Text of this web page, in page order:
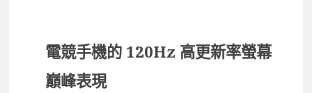
電競手機的 120Hz 高更新率螢幕
巔峰表現